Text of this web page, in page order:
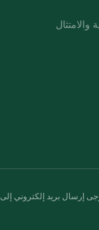
والامتثال
إرسال بريد إلكتروني إلى